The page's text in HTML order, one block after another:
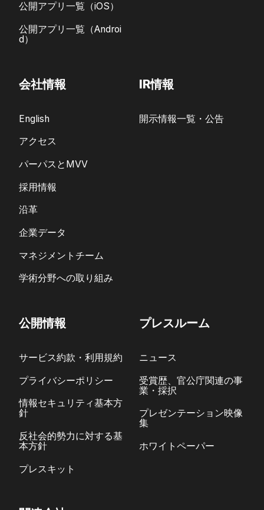
公開アプリ一覧（iOS）
公開アプリ一覧（Androi
d）
会社情報
English
アクセス
パーパスとMVV
採用情報
沿革
企業データ
マネジメントチーム
学術分野への取り組み
IR情報
開示情報一覧・公告
公開情報
サービス約款・利用規約
プライバシーポリシー
情報セキュリティ基本方
針
反社会的勢力に対する基
本方針
プレスキット
プレスルーム
ニュース
受賞歴、官公庁関連の事
業・採択
プレゼンテーション映像
集
ホワイトペーパー